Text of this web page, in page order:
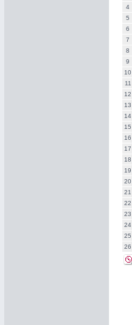
4
5
6
7
8
9
10
11
12
13
14
15
16
17
18
19
20
21
22
23
24
25
26